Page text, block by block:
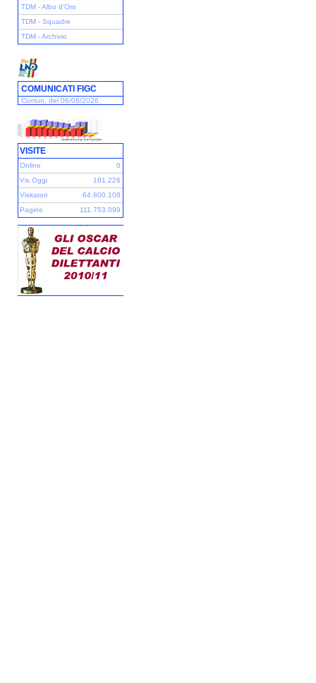
TDM - Albo d'Oro
TDM - Squadre
TDM - Archivio
COMUNICATI FIGC
Comun. del 06/08/2026
VISITE
Online
0
Vis.Oggi
181.226
Visitatori
64.800.108
Pagine
111.753.099